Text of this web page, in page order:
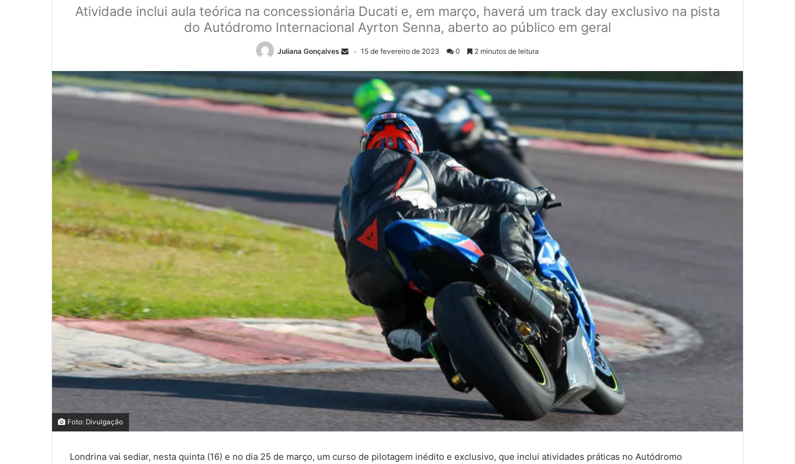
Atividade inclui aula teórica na concessionária Ducati e, em março, haverá um track day exclusivo na pista
do Autódromo Internacional Ayrton Senna, aberto ao público em geral
Juliana Gonçalves 15 de fevereiro de 2023 0 2 minutos de leitura
Foto: Divulgação
Londrina vai sediar, nesta quinta (16) e no dia 25 de março, um curso de pilotagem inédito e exclusivo, que inclui atividades práticas no Autódromo